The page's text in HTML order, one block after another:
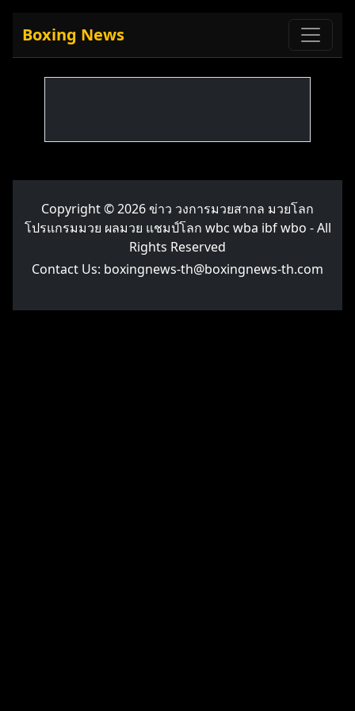
Boxing News
Copyright © 2026ข่าว วงการมวยสากล มวยโลก
โปรแกรมมวย ผลมวย แชมป์โลก wbc wba ibf wbo - All
Rights Reserved
Contact Us: boxingnews-th@boxingnews-th.com